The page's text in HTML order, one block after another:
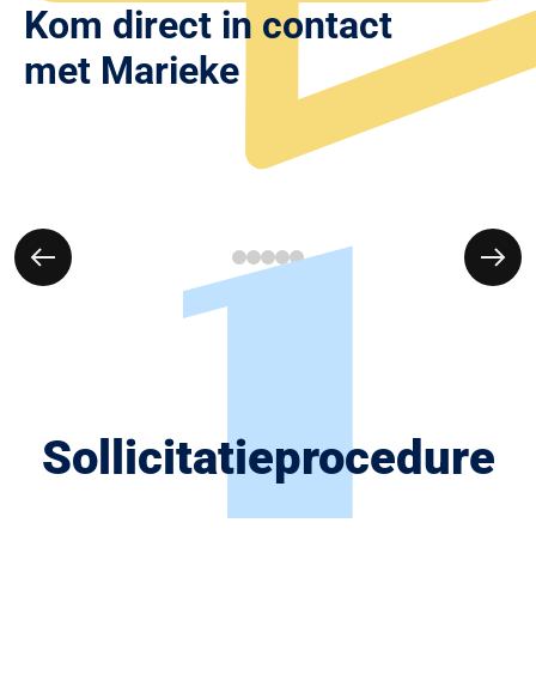
Kom direct in contact
met Marieke
1
Sollicitatie­procedure